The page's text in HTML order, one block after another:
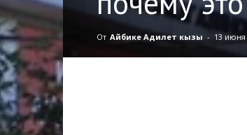
От Айбике Адилет кызы - 13 июня